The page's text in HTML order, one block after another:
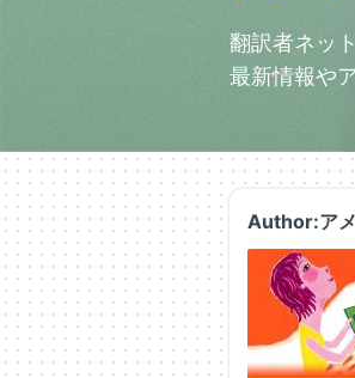
翻訳者ネッ
最新情報や
Author:ア